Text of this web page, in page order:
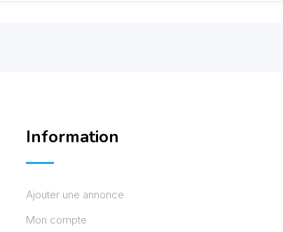
Information
Ajouter une annonce
Mon compte